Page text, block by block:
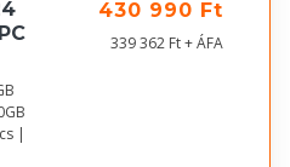
|
430 990 Ft
339 362 Ft + ÁFA